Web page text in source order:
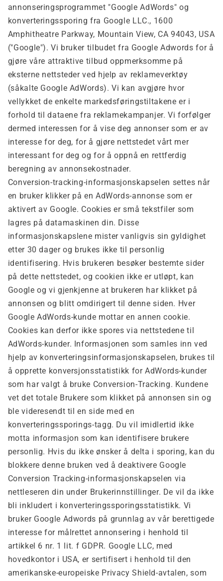
annonseringsprogrammet "Google AdWords" og
konverteringssporing fra Google LLC., 1600
Amphitheatre Parkway, Mountain View, CA 94043, USA
("Google"). Vi bruker tilbudet fra Google Adwords for å
gjøre våre attraktive tilbud oppmerksomme på
eksterne nettsteder ved hjelp av reklameverktøy
(såkalte Google AdWords). Vi kan avgjøre hvor
vellykket de enkelte markedsføringstiltakene er i
forhold til dataene fra reklamekampanjer. Vi forfølger
dermed interessen for å vise deg annonser som er av
interesse for deg, for å gjøre nettstedet vårt mer
interessant for deg og for å oppnå en rettferdig
beregning av annonsekostnader.
Conversion-tracking-informasjonskapselen settes når
en bruker klikker på en AdWords-annonse som er
aktivert av Google. Cookies er små tekstfiler som
lagres på datamaskinen din. Disse
informasjonskapslene mister vanligvis sin gyldighet
etter 30 dager og brukes ikke til personlig
identifisering. Hvis brukeren besøker bestemte sider
på dette nettstedet, og cookien ikke er utløpt, kan
Google og vi gjenkjenne at brukeren har klikket på
annonsen og blitt omdirigert til denne siden. Hver
Google AdWords-kunde mottar en annen cookie.
Cookies kan derfor ikke spores via nettstedene til
AdWords-kunder. Informasjonen som samles inn ved
hjelp av konverteringsinformasjonskapselen, brukes til
å opprette konversjonsstatistikk for AdWords-kunder
som har valgt å bruke Conversion-Tracking. Kundene
vet det totale Brukere som klikket på annonsen sin og
ble videresendt til en side med en
konverteringssporings-tagg. Du vil imidlertid ikke
motta informasjon som kan identifisere brukere
personlig. Hvis du ikke ønsker å delta i sporing, kan du
blokkere denne bruken ved å deaktivere Google
Conversion Tracking-informasjonskapselen via
nettleseren din under Brukerinnstillinger. De vil da ikke
bli inkludert i konverteringssporingsstatistikk. Vi
bruker Google Adwords på grunnlag av vår berettigede
interesse for målrettet annonsering i henhold til
artikkel 6 nr. 1 lit. f GDPR. Google LLC, med
hovedkontor i USA, er sertifisert i henhold til den
amerikanske-europeiske Privacy Shield-avtalen, som